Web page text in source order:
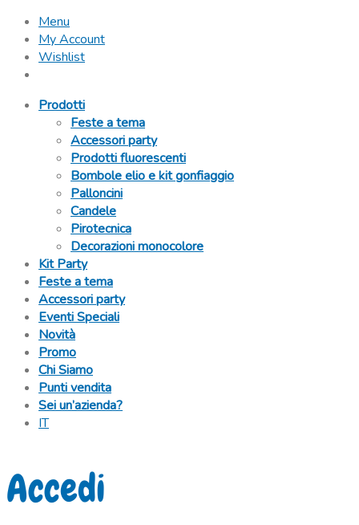
Menu
My Account
Wishlist
Prodotti
Feste a tema
Accessori party
Prodotti fluorescenti
Bombole elio e kit gonfiaggio
Palloncini
Candele
Pirotecnica
Decorazioni monocolore
Kit Party
Feste a tema
Accessori party
Eventi Speciali
Novità
Promo
Chi Siamo
Punti vendita
Sei un’azienda?
IT
Accedi